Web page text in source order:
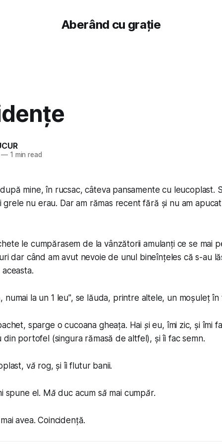
Aberând cu grație
—1 min read
mine, în rucsac, câteva pansamente cu leucoplast.
grele nu erau. Dar am rămas recent fără și nu am
le cumpărasem de la vânzătorii amulanți ce se mai
dar când am avut nevoie de unul bineînțeles că s-au
numai la un 1 leu", se lăuda, printre altele, un moșuleț în
, sparge o cucoana gheața. Hai și eu, îmi zic, și îmi
din portofel (singura rămasă de altfel), și îi fac semn.
vă rog, și îi flutur banii.
spune el. Mă duc acum să mai cumpăr.
avea. Coincidență.